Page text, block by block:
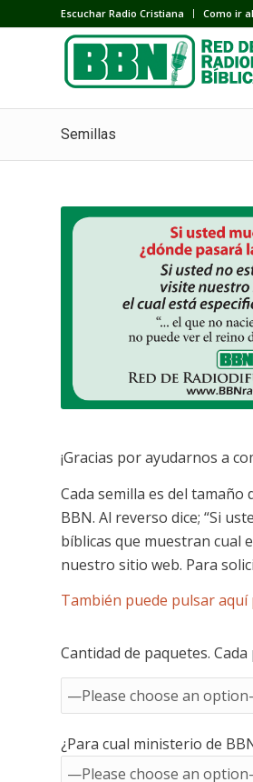
Escuchar Radio Cristiana Como ir
Semillas
¡Gracias por ayudarnos a
Cada semilla es del
BBN. Al reverso dice; “Si
bíblicas que muestran cual
nuestro sitio web. Para
También puede pulsar
Cantidad de paquetes.
¿Para cual ministerio de